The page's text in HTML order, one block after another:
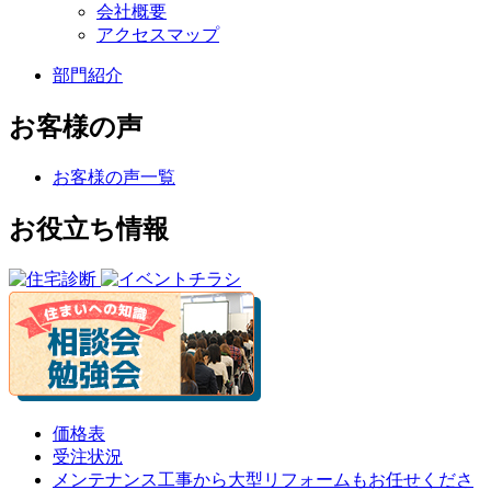
会社概要
アクセスマップ
部門紹介
お客様の声
お客様の声一覧
お役立ち情報
価格表
受注状況
メンテナンス工事から大型リフォームもお任せくださ